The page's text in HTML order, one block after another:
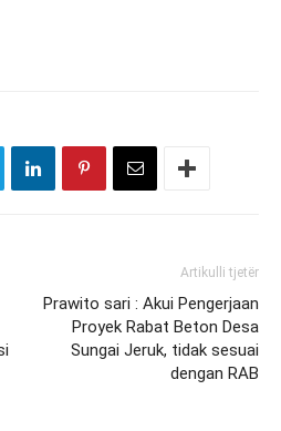
Artikulli tjetër
Prawito sari : Akui Pengerjaan
Proyek Rabat Beton Desa
Sungai Jeruk, tidak sesuai
dengan RAB